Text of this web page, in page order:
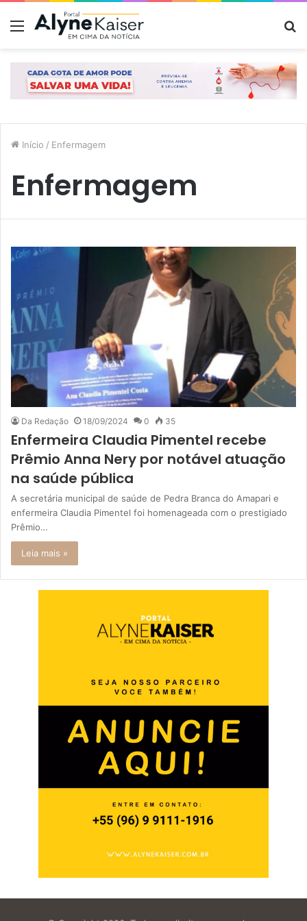
Menu
Início / Enfermagem
Enfermagem
Da Redação 18/09/2024 0 35
Enfermeira Claudia Pimentel recebe
Prêmio Anna Nery por notável atuação
na saúde pública
A secretária municipal de saúde de Pedra Branca do Amapari e
enfermeira Claudia Pimentel foi homenageada com o prestigiado
Prêmio…
Leia mais »